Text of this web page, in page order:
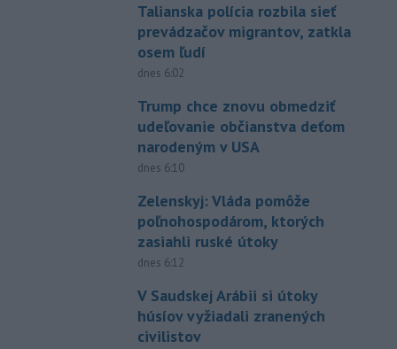
Talianska polícia rozbila sieť
prevádzačov migrantov, zatkla
osem ľudí
dnes 6:02
Trump chce znovu obmedziť
udeľovanie občianstva deťom
narodeným v USA
dnes 6:10
Zelenskyj: Vláda pomôže
poľnohospodárom, ktorých
zasiahli ruské útoky
dnes 6:12
V Saudskej Arábii si útoky
húsíov vyžiadali zranených
civilistov